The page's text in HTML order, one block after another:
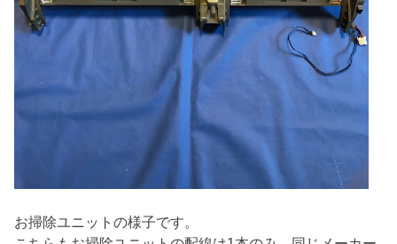
お掃除ユニットの様子です。